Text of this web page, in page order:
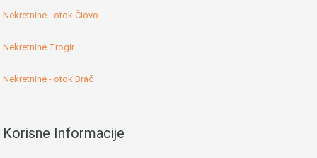
Nekretnine - otok Čiovo
Nekretnine Trogir
Nekretnine - otok Brač
Korisne Informacije